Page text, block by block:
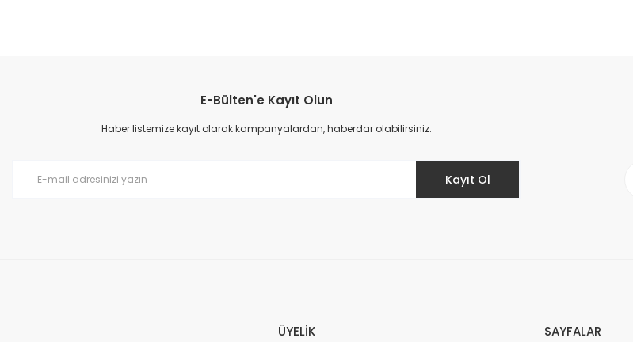
Ürün resmi kalitesiz, bozuk veya görüntülenemiyor.
Ürün açıklamasında eksik bilgiler bulunuyor.
E-Bülten'e Kayıt Olun
Haber listemize kayıt olarak kampanyalardan, haberdar olabilirsiniz.
Kayıt Ol
ÜYELİK SAYFALAR